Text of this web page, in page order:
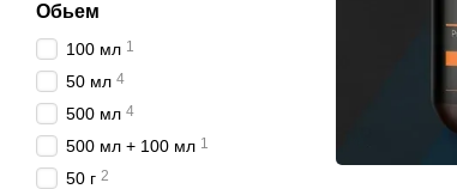
Обьем
100 мл 1
50 мл 4
500 мл 4
500 мл + 100 мл 1
50 г 2